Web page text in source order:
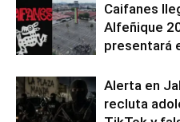
Caifanes
Alfeñique
presentará
Alerta en
recluta